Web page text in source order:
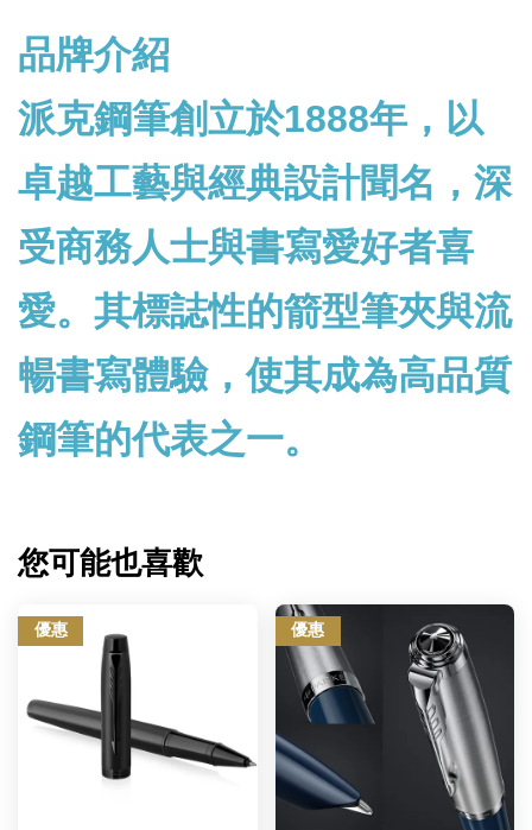
品牌介紹
派克鋼筆創立於1888年，以
卓越工藝與經典設計聞名，深
受商務人士與書寫愛好者喜
愛。其標誌性的箭型筆夾與流
暢書寫體驗，使其成為高品質
鋼筆的代表之一。
您可能也喜歡
優惠 優惠